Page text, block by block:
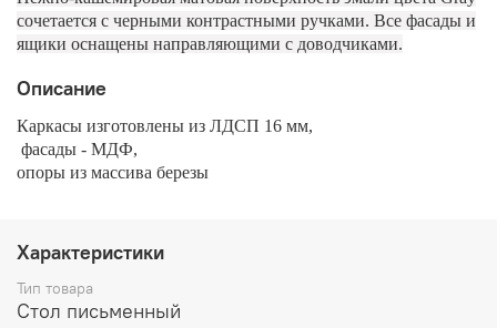
сочетается с черными контрастными ручками. Все фасады и
ящики оснащены направляющими с доводчиками.
Описание
Каркасы изготовлены из ЛДСП 16 мм,
фасады - МДФ,
опоры из массива березы
Характеристики
Тип товара
Стол письменный